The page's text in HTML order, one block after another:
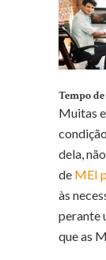
Tempo
Muitas
dela,
de MEI
às
perante
que as